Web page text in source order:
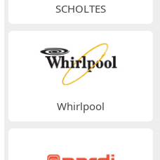
SCHOLTES
Whirlpool